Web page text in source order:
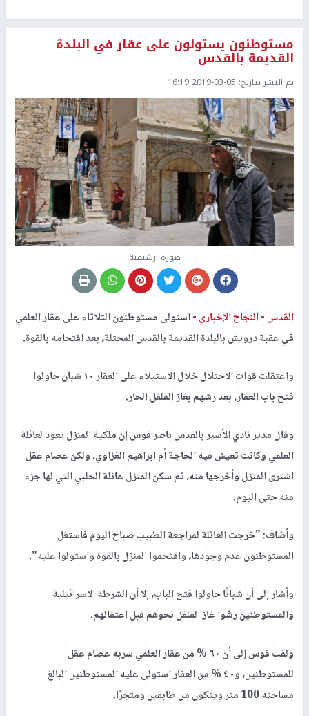
مستوطنون يستولون على عقار في البلدة
القديمة بالقدس
تم النشر بتاريخ: 2019-03-05 16:19
صورة ارشيفية
القدس -النجاح الإخباري -استولى مستوطنون الثلاثاء على عقار العلمي
في عقبة درويش بالبلدة القديمة بالقدس المحتلة، بعد اقتحامه بالقوة.
واعتقلت قوات الاحتلال خلال الاستيلاء على العقار ١٠ شبان حاولوا
فتح باب العقار، بعد رشهم بغاز الفلفل الحار.
وقال مدير نادي الأسير بالقدس ناصر قوس إن ملكية المنزل تعود لعائلة
العلمي وكانت تعيش فيه الحاجة أم ابراهيم الغزاوي، ولكن عصام عقل
اشترى المنزل وأخرجها منه، ثم سكن المنزل عائلة الحلبي التي لها جزء
منه حتى اليوم.
وأضاف: "خرجت العائلة لمراجعة الطبيب صباح اليوم فاستغل
المستوطنون عدم وجودها، واقتحموا المنزل بالقوة واستولوا عليه".
وأشار إلى أن شبانًا حاولوا فتح الباب، إلا أن الشرطة الاسرائيلية
والمستوطنين رشّوا غاز الفلفل نحوهم قبل اعتقالهم.
ولفت قوس إلى أن ٦٠ % من عقار العلمي سربه عصام عقل
للمستوطنين، و٤٠ % من العقار استولى عليه المستوطنين البالغ
مساحته 100 متر ويتكون من طابقين ومتجرًا.